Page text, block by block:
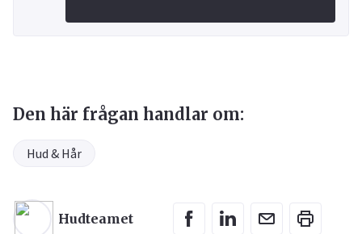
Den här frågan handlar om:
Hud & Hår
Hudteamet